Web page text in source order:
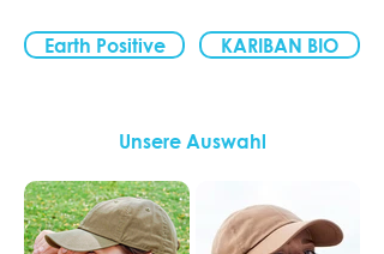
Earth Positive KARIBAN BIO
Unsere Auswahl